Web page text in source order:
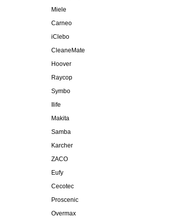
Miele
Carneo
iClebo
CleaneMate
Hoover
Raycop
Symbo
Ilife
Makita
Samba
Karcher
ZACO
Eufy
Cecotec
Proscenic
Overmax